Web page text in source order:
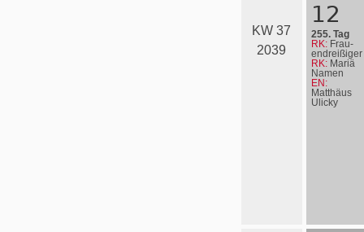
KW 37
2039
12
255. Tag
RK: Frau­
en­drei­ßi­ger
RK: Mariä
Namen
EN:
Matthäus
Ulicky